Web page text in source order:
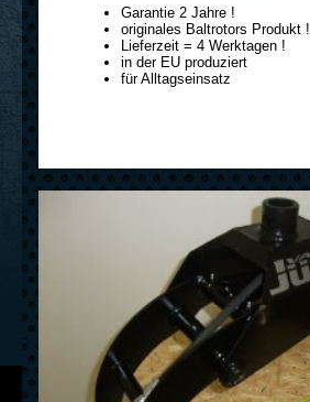
Garantie 2 Jahre !
originales Baltrotors Produkt !
Lieferzeit = 4 Werktagen !
in der EU produziert
für Alltagseinsatz